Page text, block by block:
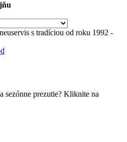
s tradíciou od roku 1992 -
sezónne prezutie? Kliknite na